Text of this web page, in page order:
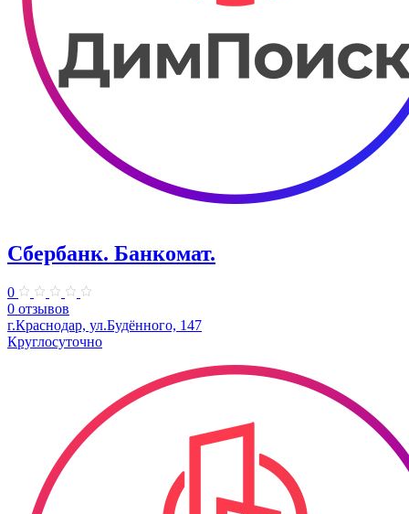
Сбербанк. Банкомат.
0
0 отзывов
г.Краснодар, ул.Будённого, 147
Круглосуточно